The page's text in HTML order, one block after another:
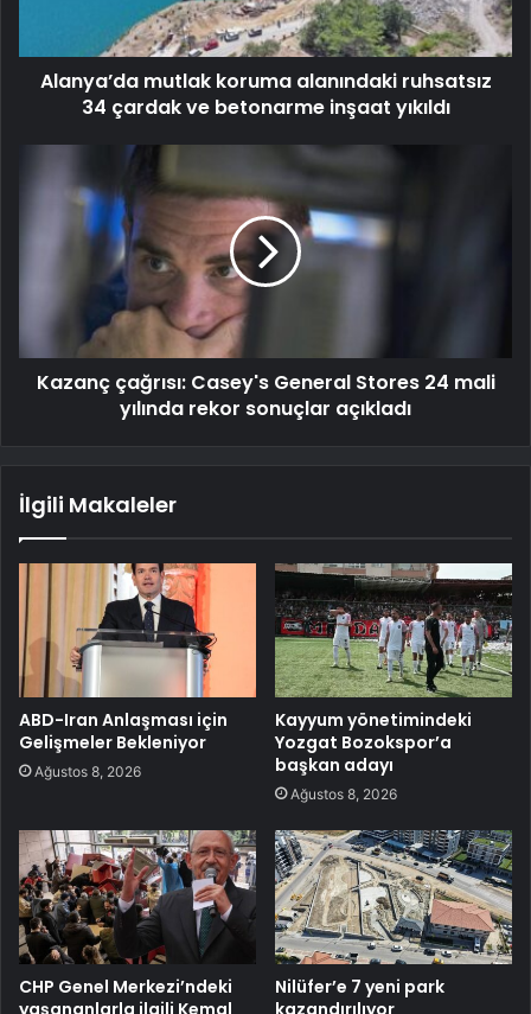
Alanya’da mutlak koruma alanındaki ruhsatsız
34 çardak ve betonarme inşaat yıkıldı
Kazanç çağrısı: Casey's General Stores 24 mali
yılında rekor sonuçlar açıkladı
İlgili Makaleler
ABD-Iran Anlaşması için
Gelişmeler Bekleniyor
Ağustos 8, 2026
Kayyum yönetimindeki
Yozgat Bozokspor’a
başkan adayı
Ağustos 8, 2026
CHP Genel Merkezi’ndeki
yaşananlarla ilgili Kemal
Nilüfer’e 7 yeni park
kazandırılıyor